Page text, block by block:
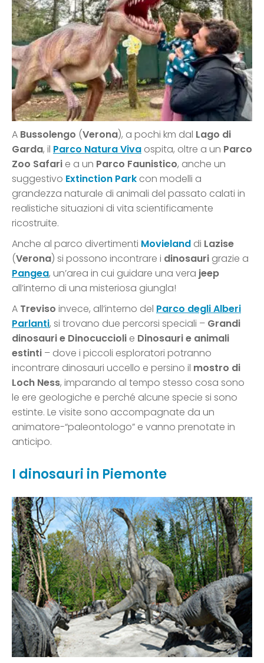
A Bussolengo (Verona), a pochi km dal Lago di
Garda, il Parco Natura Viva ospita, oltre a un Parco
Zoo Safari e a un Parco Faunistico, anche un
suggestivo Extinction Park con modelli a
grandezza naturale di animali del passato calati in
realistiche situazioni di vita scientificamente
ricostruite.
Anche al parco divertimenti Movieland di Lazise
(Verona) si possono incontrare i dinosauri grazie a
Pangea, un’area in cui guidare una vera jeep
all’interno di una misteriosa giungla!
A Treviso invece, all’interno del Parco degli Alberi
Parlanti, si trovano due percorsi speciali – Grandi
dinosauri e Dinocuccioli e Dinosauri e animali
estinti – dove i piccoli esploratori potranno
incontrare dinosauri uccello e persino il mostro di
Loch Ness, imparando al tempo stesso cosa sono
le ere geologiche e perché alcune specie si sono
estinte. Le visite sono accompagnate da un
animatore-“paleontologo” e vanno prenotate in
anticipo.
I dinosauri in Piemonte